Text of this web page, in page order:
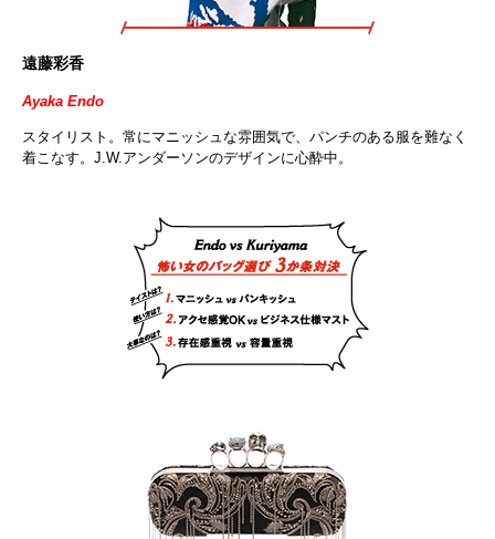
遠藤彩香
Ayaka Endo
スタイリスト。常にマニッシュな雰囲気で、パンチのある服を難なく
着こなす。J.W.アンダーソンのデザインに心酔中。